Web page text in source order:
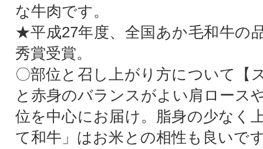
な牛肉です。
★平成27年度、全国あか毛和牛の
秀賞受賞。
〇部位と召し上がり方について【
と赤身のバランスがよい肩ロース
位を中心にお届け。脂身の少なく
て和牛」はお米との相性も良いで